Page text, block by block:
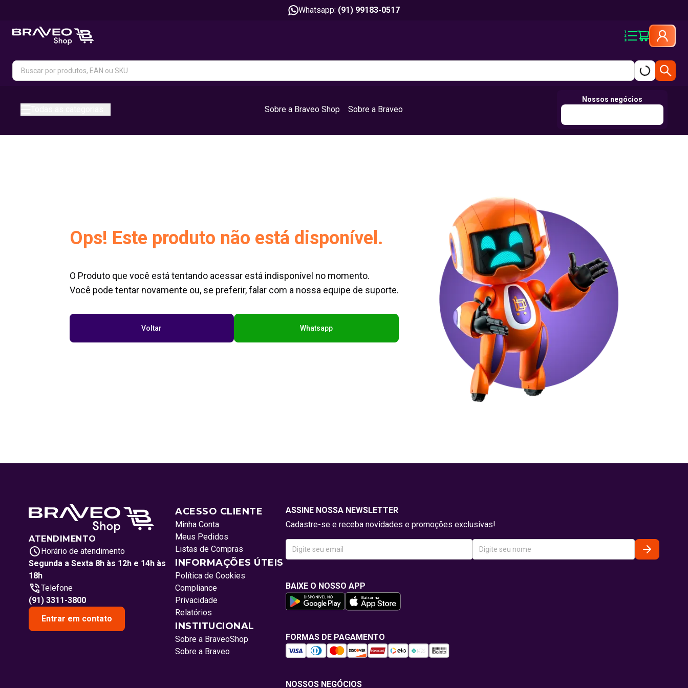
Whatsapp: (91) 99183-0517
Sobre a Braveo Shop Sobre a Braveo
Nossos negócios
Ops! Este produto não está disponível.
O Produto que você está tentando acessar está indisponível no momento.
Você pode tentar novamente ou, se preferir, falar com a nossa equipe de suporte.
Voltar Whatsapp
ATENDIMENTO
Horário de atendimento
Segunda a Sexta 8h às 12h e 14h às
18h
Telefone
(91) 3311-3800
Entrar em contato
ACESSO CLIENTE
Minha Conta
Meus Pedidos
Listas de Compras
INFORMAÇÕES ÚTEIS
Política de Cookies
Compliance
Privacidade
Relatórios
INSTITUCIONAL
Sobre a BraveoShop
Sobre a Braveo
ASSINE NOSSA NEWSLETTER
Cadastre-se e receba novidades e promoções exclusivas!
BAIXE O NOSSO APP
FORMAS DE PAGAMENTO
NOSSOS NEGÓCIOS